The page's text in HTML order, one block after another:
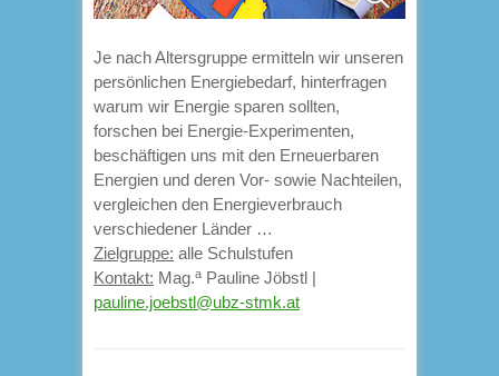
Je nach Altersgruppe ermitteln wir unseren
persönlichen Energiebedarf, hinterfragen
warum wir Energie sparen sollten,
forschen bei Energie-Experimenten,
beschäftigen uns mit den Erneuerbaren
Energien und deren Vor- sowie Nachteilen,
vergleichen den Energieverbrauch
verschiedener Länder …
Zielgruppe: alle Schulstufen
Kontakt: Mag.a Pauline Jöbstl |
pauline.joebstl@ubz-stmk.at